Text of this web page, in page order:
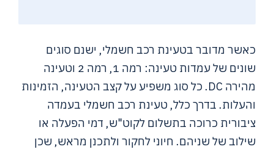
כאשר מדובר בטעינת רכב חשמלי, ישנם סוגים
שונים של עמדות טעינה: רמה 1, רמה 2 וטעינה
מהירה DC. כל סוג משפיע על קצב הטעינה, הזמינות
והעלות. בדרך כלל, טעינת רכב חשמלי בעמדה
ציבורית כרוכה בתשלום לקוט"ש, דמי הפעלה או
שילוב של שניהם. חיוני לחקור ולתכנן מראש, שכן